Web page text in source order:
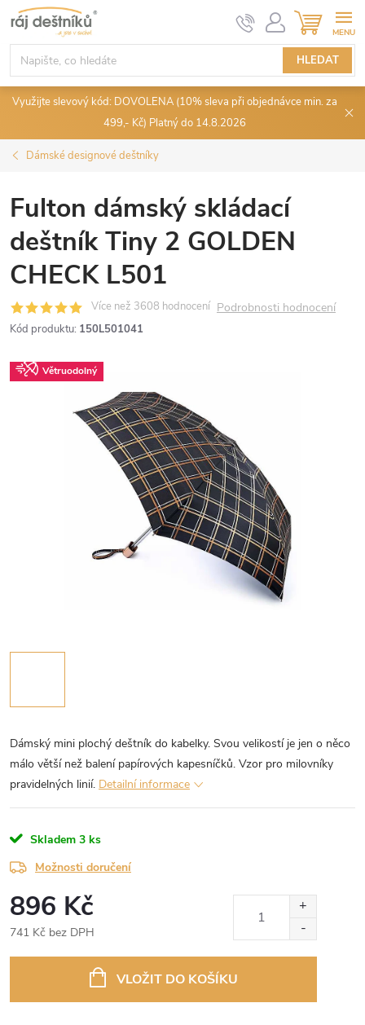
Přejít
na
obsah
HLEDAT
KOŠÍK
Využijte slevový kód: DOVOLENA (10% sleva při objednávce min. za
499,- Kč) Platný do 14.8.2026
Dámské designové deštníky
Fulton dámský skládací
deštník Tiny 2 GOLDEN
CHECK L501
Podrobnosti hodnocení
Kód produktu: 150L501041
Větruodolný
Dámský mini plochý deštník do kabelky. Svou velikostí je jen o něco
málo větší než balení papírových kapesníčků. Vzor pro milovníky
pravidelných linií. Detailní informace
Skladem 3 ks
Možnosti doručení
896 Kč
741 Kč bez DPH
VLOŽIT DO KOŠÍKU